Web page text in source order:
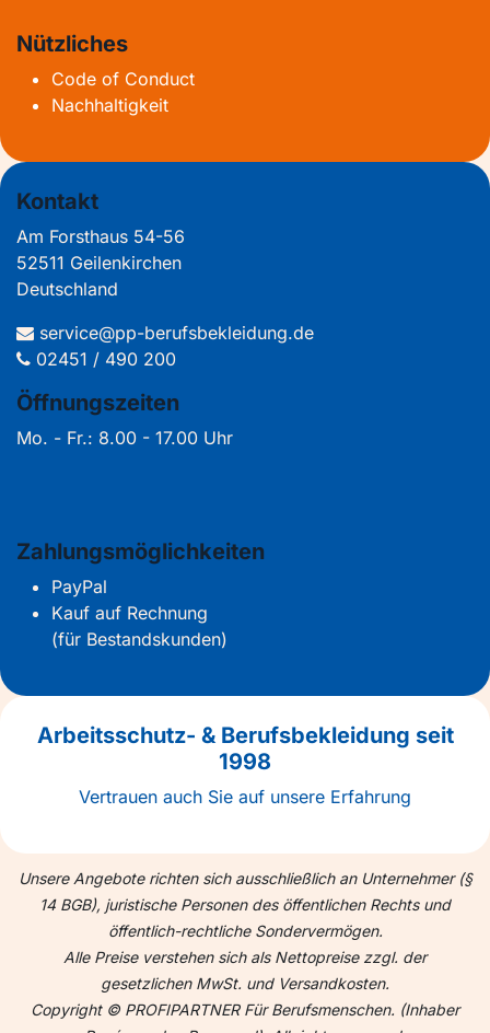
Nützliches
Code of Conduct
Nachhaltigkeit
Kontakt
Am Forsthaus 54-56
52511 Geilenkirchen
Deutschland
service@pp-berufsbekleidung.de
02451 / 490 200
Öffnungszeiten
Mo. - Fr.: 8.00 - 17.00 Uhr
Zahlungsmöglichkeiten
PayPal
Kauf auf Rechnung
(für Bestandskunden)
Arbeitsschutz- & Berufsbekleidung seit
1998
Vertrauen auch Sie auf unsere Erfahrung
Unsere Angebote richten sich ausschließlich an Unternehmer (§
14 BGB), juristische Personen des öffentlichen Rechts und
öffentlich-rechtliche Sondervermögen.
Alle Preise verstehen sich als Nettopreise zzgl. der
gesetzlichen MwSt. und Versandkosten.
Copyright © PROFIPARTNER Für Berufsmenschen. (Inhaber